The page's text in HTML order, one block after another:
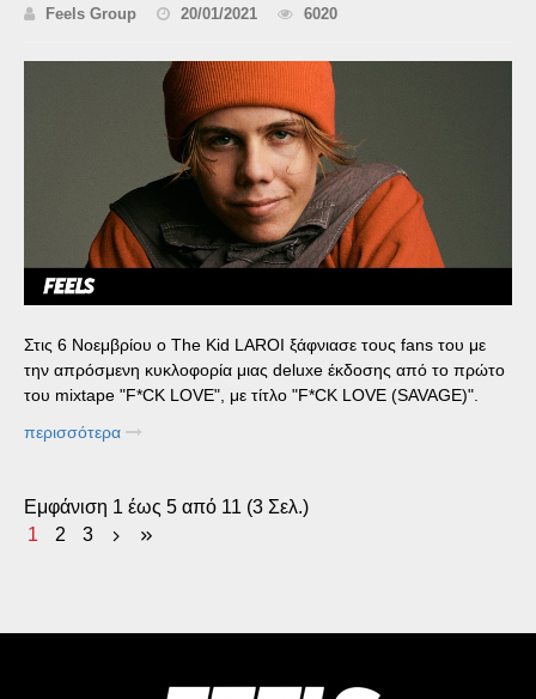
Feels Group 20/01/2021 6020
Στις 6 Νοεμβρίου ο The Kid LAROI ξάφνιασε τους fans του με
την απρόσμενη κυκλοφορία μιας deluxe έκδοσης από το πρώτο
του mixtape "F*CK LOVE", με τίτλο "F*CK LOVE (SAVAGE)".
περισσότερα
Εμφάνιση 1 έως 5 από 11 (3 Σελ.)
1
2 3